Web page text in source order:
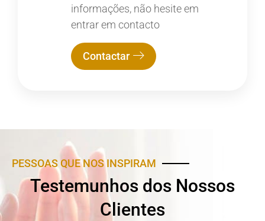
informações, não hesite em
entrar em contacto
Contactar
PESSOAS QUE NOS INSPIRAM
Testemunhos dos Nossos
Clientes